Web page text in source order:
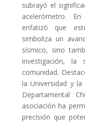
subrayó el
acelerómetro.
enfatizó que
simboliza un
sísmico, sino
investigación,
comunidad.
la Universidad y
Departamental
asociación ha
precisión que